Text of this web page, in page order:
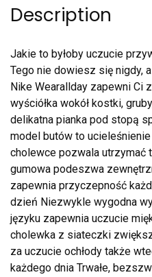
Description
Jakie to byłoby uczucie
Tego nie dowiesz się nigdy,
Nike Wearallday zapewni Ci
wyściółka wokół kostki,
delikatna pianka pod stopą
model butów to
cholewce pozwala utrzymać
gumowa podeszwa
zapewnia przyczepność
dzień Niezwykle wygodna
języku zapewnia uczucie
cholewka z siateczki
za uczucie ochłody także
każdego dnia Trwałe,